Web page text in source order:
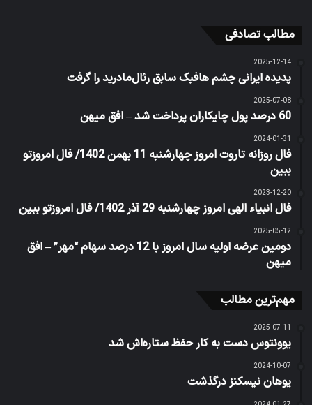
مطالب تصادفی
2025-12-14
پدیده ایرانی چشم هافبک سابق رئال‌مادرید را گرفت
2025-07-08
60 درصد پول چایکاران پرداخت شد – افق میهن
2024-01-31
فال روزانه تاروت امروز چهارشنبه 11 بهمن 1402/ فال امروزتو
ببین
2023-12-20
فال انبیاء الهی امروز چهارشنبه 29 آذر 1402/ فال امروزتو ببین
2025-05-12
دومین عرضه اولیه سال امروز با 12 درصد سهام “مهر” – افق
میهن
مهم‌ترین مطالب
2025-07-11
یوونتوس دست به کار حفظ ستاره‌اش شد
2024-10-07
یوهان نیسکنز درگذشت